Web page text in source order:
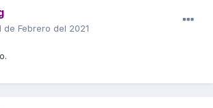
de Febrero del 2021